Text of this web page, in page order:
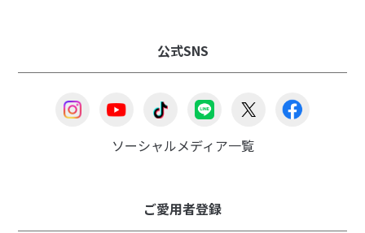
公式SNS
ソーシャルメディア一覧
ご愛用者登録